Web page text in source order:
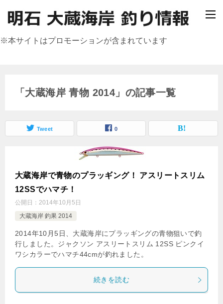
※本サイトはプロモーションが含まれています
「大蔵海岸 青物 2014」の記事一覧
Tweet 0
大蔵海岸で青物のプラッギング！ アスリートスリム
12SSでハマチ！
公開日： 2014年10月5日
大蔵海岸 釣果 2014
2014年10月5日、大蔵海岸にプラッギングの青物狙いで釣
行しました。ジャクソン アスリートスリム 12SS ピンクイ
ワシカラーでハマチ44cmが釣れました。
続きを読む